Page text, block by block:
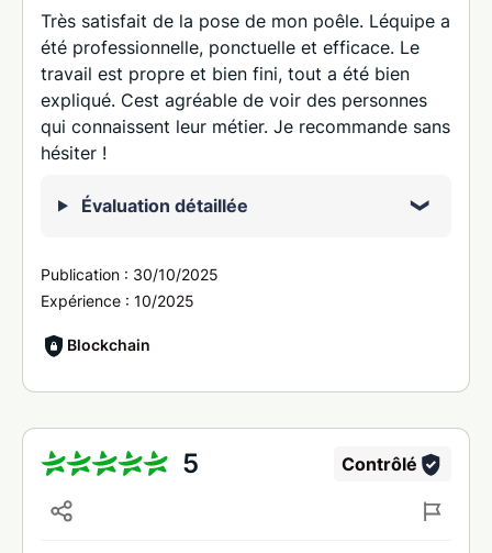
Très satisfait de la pose de mon poêle. Léquipe a
été professionnelle, ponctuelle et efficace. Le
travail est propre et bien fini, tout a été bien
expliqué. Cest agréable de voir des personnes
qui connaissent leur métier. Je recommande sans
hésiter !
Évaluation détaillée
Publication : 30/10/2025
Expérience : 10/2025
Blockchain
5 Contrôlé